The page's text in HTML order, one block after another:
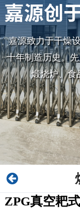
嘉源致力于干燥
十年制造历史。
煅烧炉、食
ZPG真空耙